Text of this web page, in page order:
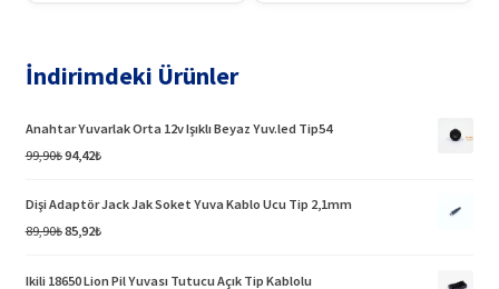
İndirimdeki Ürünler
Anahtar Yuvarlak Orta 12v Işıklı Beyaz Yuv.led Tip54
99,90₺Orijinal
94,42₺Şu
Dişi Adaptör Jack Jak Soket Yuva Kablo Ucu Tip 2,1mm
89,90₺Orijinal
85,92₺Şu
Ikili 18650 Lion Pil Yuvası Tutucu Açık Tip Kablolu